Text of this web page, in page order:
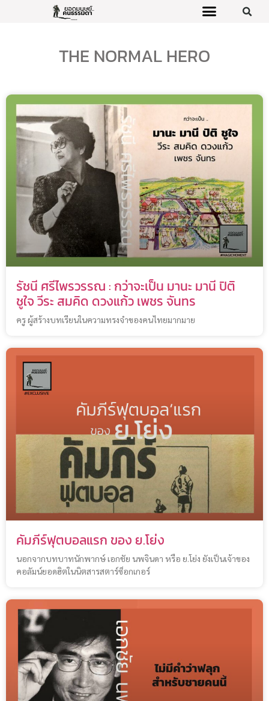
THE NORMAL HERO
รัชนี ศรีไพรวรรณ : กว่าจะเป็น มานะ มานี ปิติ
ชูใจ วีระ สมคิด ดวงแก้ว เพชร จันทร
ครู ผู้สร้างบทเรียนในความทรงจำของคนไทยมากมาย
คัมภีร์ฟุตบอลแรก ของ ย.โย่ง
นอกจากบทบาทนักพากษ์ เอกชัย นพจินดา หรือ ย.โย่ง ยังเป็นเจ้าของ
คอลัมน์ยอดฮิตในนิตสารสตาร์ซ็อกเกอร์